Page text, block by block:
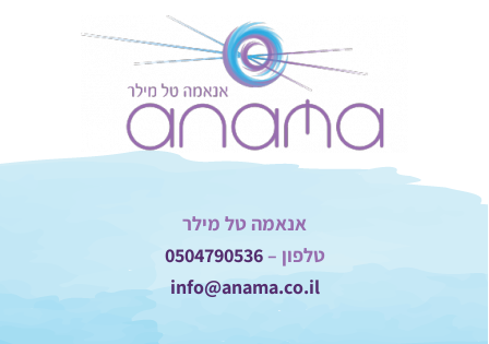
אנאמה טל מילר
טלפון –0504790536
info@anama.co.il